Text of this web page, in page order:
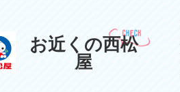
お近くの西松
屋